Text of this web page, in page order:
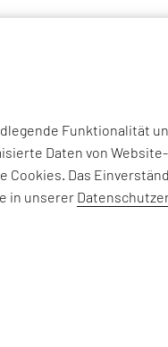
Funktionalität
Daten von
Cookies. Das
in unserer